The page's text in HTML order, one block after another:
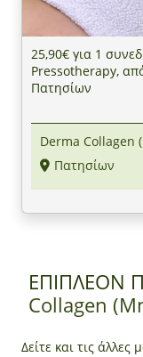
25,90€ για 1
Pressotherapy,
Πατησίων
Derma Collagen
Πατησίων
ΕΠΙΠΛΕΟΝ
Collagen
Δείτε και τις